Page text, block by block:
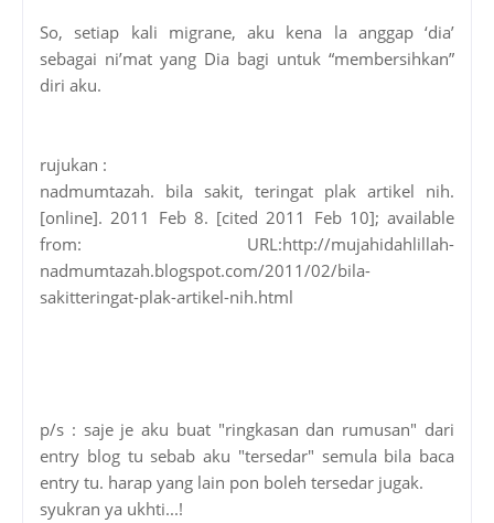
So, setiap kali migrane, aku kena la anggap ‘dia’
sebagai ni’mat yang Dia bagi untuk “membersihkan”
diri aku.
rujukan :
nadmumtazah. bila sakit, teringat plak artikel nih.
[online]. 2011 Feb 8. [cited 2011 Feb 10]; available
from: URL:http://mujahidahlillah-
nadmumtazah.blogspot.com/2011/02/bila-
sakitteringat-plak-artikel-nih.html
p/s : saje je aku buat "ringkasan dan rumusan" dari
entry blog tu sebab aku "tersedar" semula bila baca
entry tu. harap yang lain pon boleh tersedar jugak.
syukran ya ukhti...!